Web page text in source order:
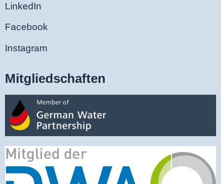
LinkedIn
Facebook
Instagram
Mitgliedschaften